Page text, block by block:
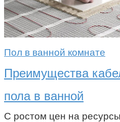
Пол в ванной комнате
Преимущества
пола в ванной
С ростом цен на